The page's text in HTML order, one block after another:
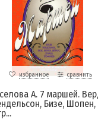
избранное сравнить
А. 7 маршей.
Бизе, Шопен,